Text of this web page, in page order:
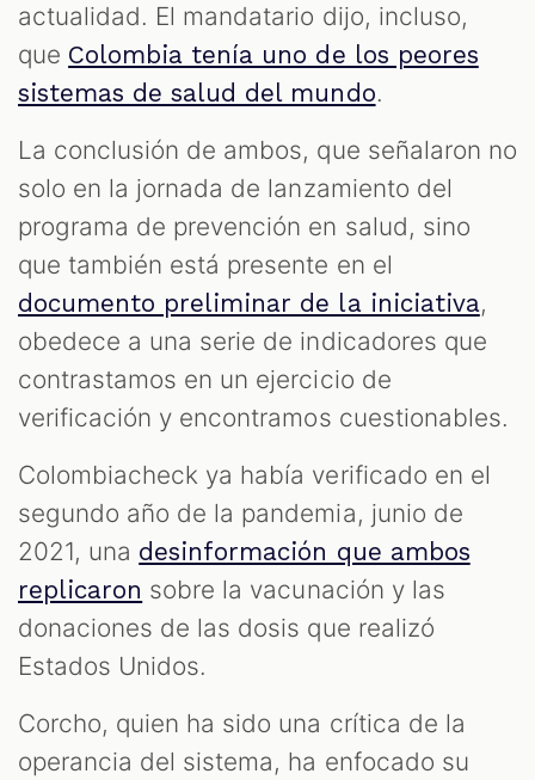
actualidad. El mandatario dijo, incluso,
que Colombia tenía uno de los peores
sistemas de salud del mundo.
La conclusión de ambos, que señalaron no
solo en la jornada de lanzamiento del
programa de prevención en salud, sino
que también está presente en el
documento preliminar de la iniciativa,
obedece a una serie de indicadores que
contrastamos en un ejercicio de
verificación y encontramos cuestionables.
Colombiacheck ya había verificado en el
segundo año de la pandemia, junio de
2021, una desinformación que ambos
replicaron sobre la vacunación y las
donaciones de las dosis que realizó
Estados Unidos.
Corcho, quien ha sido una crítica de la
operancia del sistema, ha enfocado su